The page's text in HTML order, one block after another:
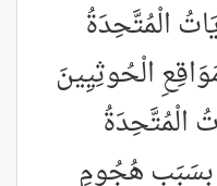
الْمُتَّحِدَةُ
الْحُوثِيِينَ
الْمُتَّحِدَةُ
بِسَبَبِ هُجُومِ